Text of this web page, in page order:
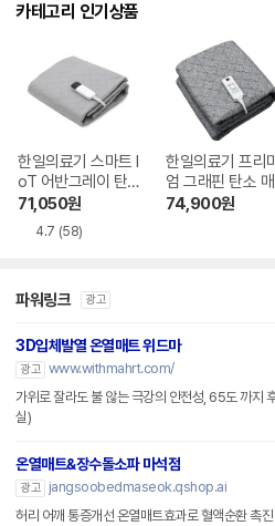
카테고리 인기상품
한일의료기 스마트 I
oT 어반그레이 탄
소매트 HL-APP
71,050원
4.7 (58)
한일의료기 프리미
엄 그래핀 탄소 매
트
74,900원
파워링크 광고
3D입체발열 온열매트 위드마
광고 www.withmahrt.com/
가위로 잘라도 불 않는 극강의 안전성, 65도 까지
실)
온열매트&장수돌소파 마석점
광고
jangsoobedmaseok.qshop.ai
허리 어깨 통증개선 온열매트효과로 혈액순환 촉